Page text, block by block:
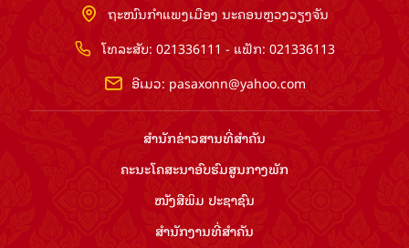
ຖະໜົນກຳແພງເມືອງ ນະຄອນຫຼວງວຽງຈັນ
ໂທລະສັບ: 021336111 - ແຟັກ: 021336113
ອີເມວ: pasaxonn@yahoo.com
ສຳ​ນັກ​ຂ່າວ​ສານ​ທີ່​ສຳ​ຄັນ​
ຄະນະໂຄສະນາອົບຮົມ​ສູນ​ກາງ​ພັກ
ໜັງສືພິມ ປະ​ຊາ​ຊົນ
ສຳ​ນັກ​ງານ​ທີ່​ສຳ​ຄັນ